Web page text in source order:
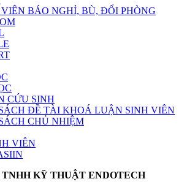
BÁO NGHỈ, BÙ, ĐỔI PHÒNG
CỨU SINH
ĐỀ TÀI KHOÁ LUẬN SINH VIÊN
CHỦ NHIỆM
VIÊN
TNHH KỸ THUẬT ENDOTECH